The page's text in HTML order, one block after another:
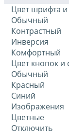
Цвет шрифта
Обычный
Контрастный
Инверсия
Комфортный
Цвет кнопок и
Обычный
Красный
Синий
Изображения
Цветные
Отключить